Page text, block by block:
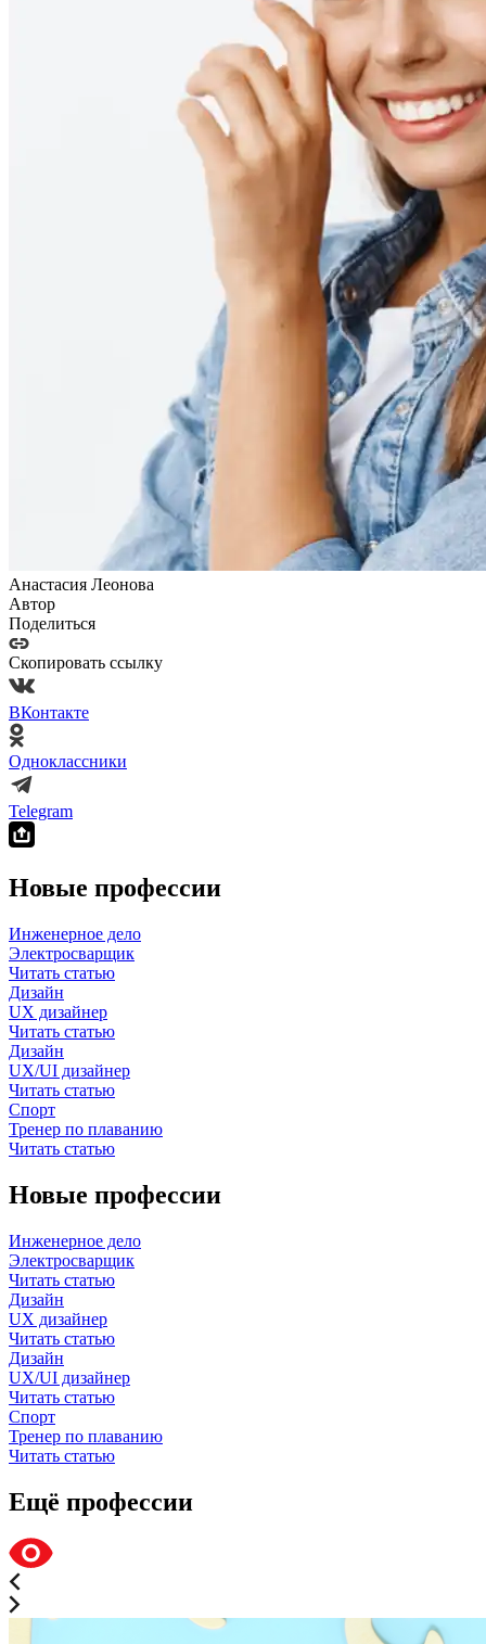
Анастасия Леонова
Автор
Поделиться
Скопировать ссылку
ВКонтакте
Одноклассники
Telegram
Новые профессии
Инженерное дело
Электросварщик
Читать статью
Дизайн
UX дизайнер
Читать статью
Дизайн
UX/UI дизайнер
Читать статью
Спорт
Тренер по плаванию
Читать статью
Новые профессии
Инженерное дело
Электросварщик
Читать статью
Дизайн
UX дизайнер
Читать статью
Дизайн
UX/UI дизайнер
Читать статью
Спорт
Тренер по плаванию
Читать статью
Ещё профессии